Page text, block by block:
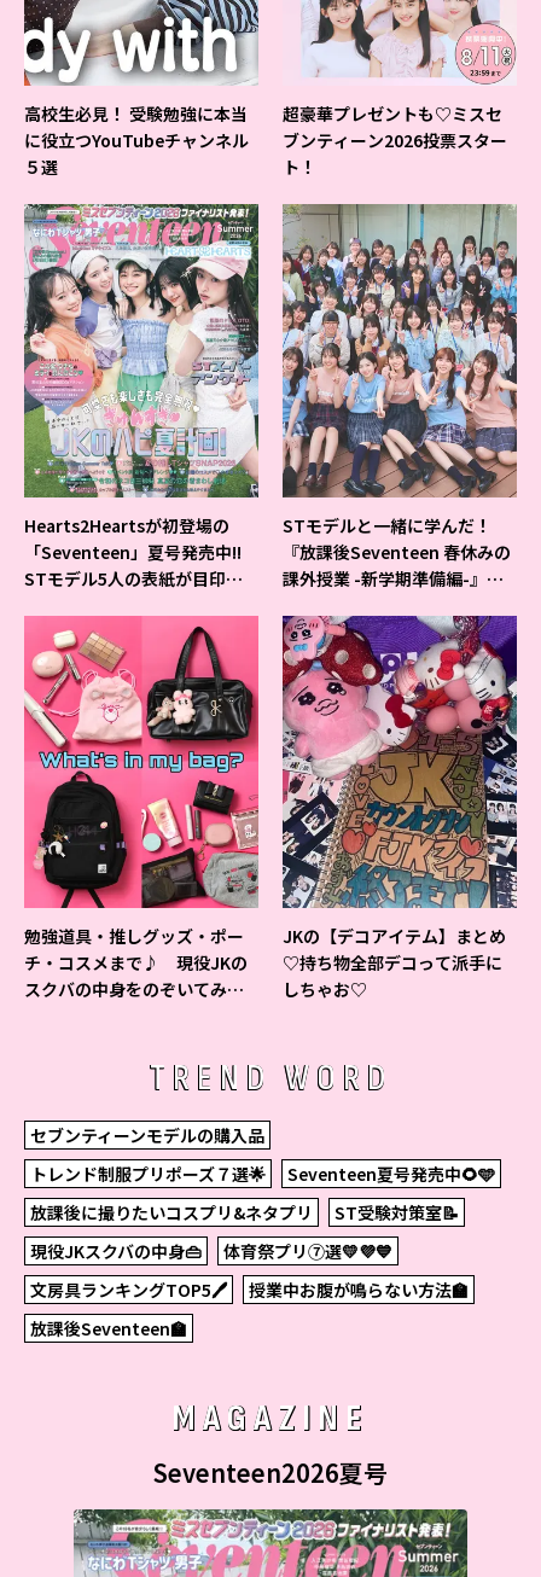
高校生必見！ 受験勉強に本当
に役立つYouTubeチャンネル
５選
超豪華プレゼントも♡ミスセ
ブンティーン2026投票スター
ト！
Hearts2Heartsが初登場の
「Seventeen」夏号発売中!!
STモデル5人の表紙が目印だ
STモデルと一緒に学んだ！
『放課後Seventeen 春休みの
課外授業 -新学期準備編-』イ
勉強道具・推しグッズ・ポー
チ・コスメまで♪ 現役JKの
スクバの中身をのぞいてみ
JKの【デコアイテム】まとめ
♡持ち物全部デコって派手に
しちゃお♡
TREND WORD
セブンティーンモデルの購入品
トレンド制服プリポーズ７選🌟
Seventeen夏号発売中🌻🩵
放課後に撮りたいコスプリ&ネタプリ
ST受験対策室📝
現役JKスクバの中身👜
体育祭プリ⑦選💛💜💙
文房具ランキングTOP5🖊
授業中お腹が鳴らない方法🏫
放課後Seventeen🏫
MAGAZINE
Seventeen2026夏号